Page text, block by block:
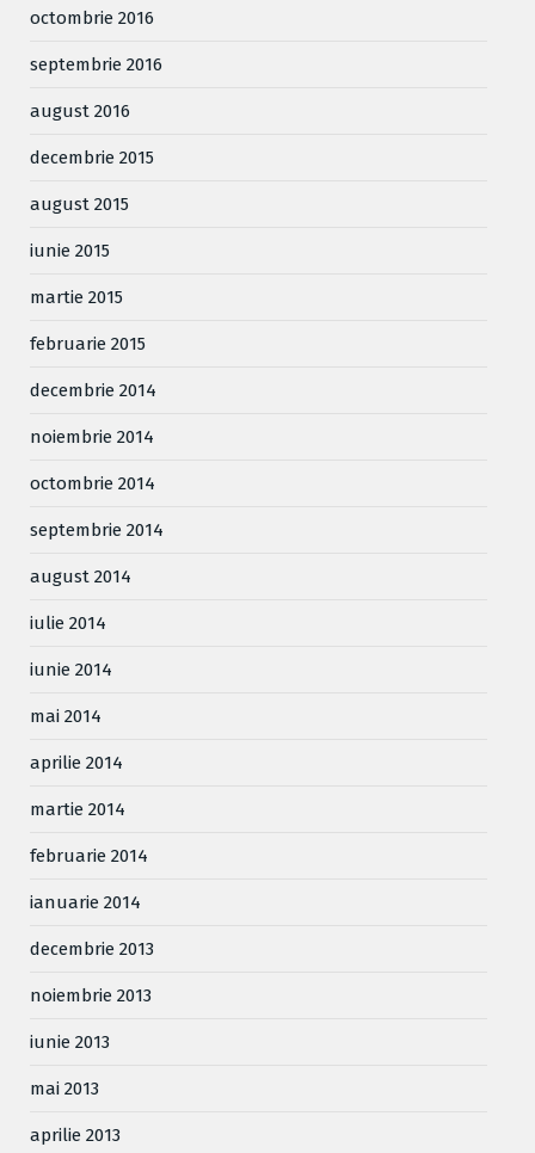
octombrie 2016
septembrie 2016
august 2016
decembrie 2015
august 2015
iunie 2015
martie 2015
februarie 2015
decembrie 2014
noiembrie 2014
octombrie 2014
septembrie 2014
august 2014
iulie 2014
iunie 2014
mai 2014
aprilie 2014
martie 2014
februarie 2014
ianuarie 2014
decembrie 2013
noiembrie 2013
iunie 2013
mai 2013
aprilie 2013